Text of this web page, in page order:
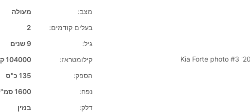
מצב:
מעולה
בעלים קודמים:
2
גיל:
9 שנים
קילומטראז:
104000 ק"מ
הספק:
135 כ"ס
נפח:
1600 סמ"ק
דלק:
בנזין